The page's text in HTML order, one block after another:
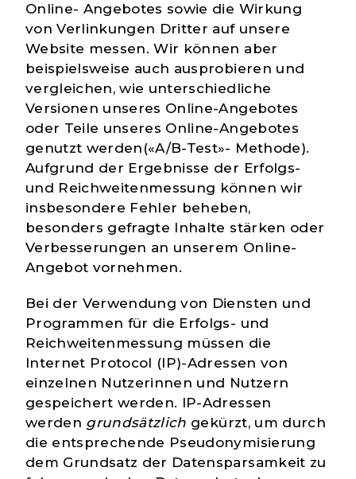
Online- Angebotes sowie die Wirkung
von Verlinkungen Dritter auf unsere
Website messen. Wir können aber
beispielsweise auch ausprobieren und
vergleichen, wie unterschiedliche
Versionen unseres Online-Angebotes
oder Teile unseres Online-Angebotes
genutzt werden(«A/B-Test»- Methode).
Aufgrund der Ergebnisse der Erfolgs-
und Reichweitenmessung können wir
insbesondere Fehler beheben,
besonders gefragte Inhalte stärken oder
Verbesserungen an unserem Online-
Angebot vornehmen.
Bei der Verwendung von Diensten und
Programmen für die Erfolgs- und
Reichweitenmessung müssen die
Internet Protocol (IP)-Adressen von
einzelnen Nutzerinnen und Nutzern
gespeichert werden. IP-Adressen
werden grundsätzlich gekürzt, um durch
die entsprechende Pseudonymisierung
dem Grundsatz der Datensparsamkeit zu